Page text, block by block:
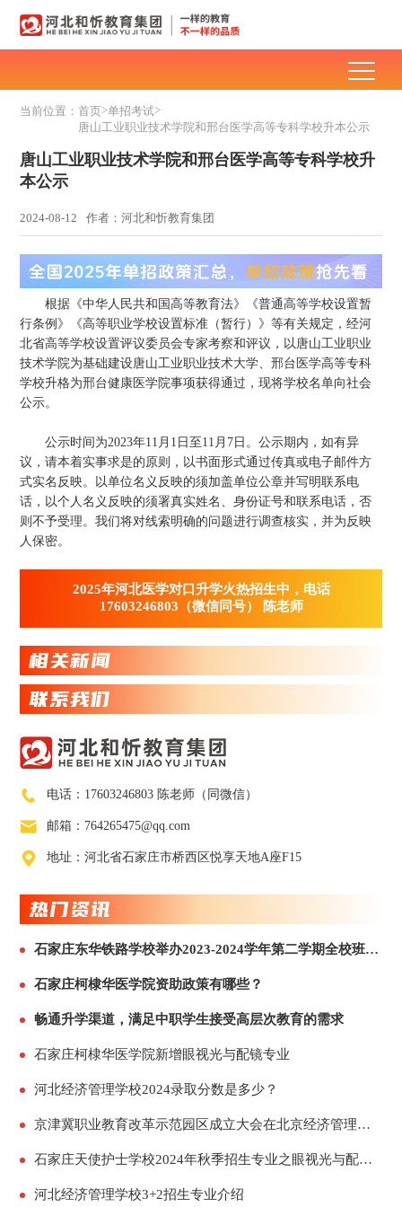
当前位置：首页>单招考试>
唐山工业职业技术学院和邢台医学高等专科学校升本公示
唐山工业职业技术学院和邢台医学高等专科学校升
本公示
2024-08-12 作者：河北和忻教育集团
根据《中华人民共和国高等教育法》《普通高等学校设置暂
行条例》《高等职业学校设置标准（暂行）》等有关规定，经河
北省高等学校设置评议委员会专家考察和评议，以唐山工业职业
技术学院为基础建设唐山工业职业技术大学、邢台医学高等专科
学校升格为邢台健康医学院事项获得通过，现将学校名单向社会
公示。
公示时间为2023年11月1日至11月7日。公示期内，如有异
议，请本着实事求是的原则，以书面形式通过传真或电子邮件方
式实名反映。以单位名义反映的须加盖单位公章并写明联系电
话，以个人名义反映的须署真实姓名、身份证号和联系电话，否
则不予受理。我们将对线索明确的问题进行调查核实，并为反映
人保密。
2025年河北医学对口升学火热招生中，电话
17603246803（微信同号） 陈老师
相关新闻
联系我们
电话：17603246803 陈老师（同微信）
邮箱：764265475@qq.com
地址：河北省石家庄市桥西区悦享天地A座F15
热门资讯
石家庄东华铁路学校举办2023-2024学年第二学期全校班主任工作经验交流会
石家庄柯棣华医学院资助政策有哪些？
畅通升学渠道，满足中职学生接受高层次教育的需求
石家庄柯棣华医学院新增眼视光与配镜专业
河北经济管理学校2024录取分数是多少？
京津冀职业教育改革示范园区成立大会在北京经济管理职业学院固安校区顺利召开
石家庄天使护士学校2024年秋季招生专业之眼视光与配镜专业
河北经济管理学校3+2招生专业介绍